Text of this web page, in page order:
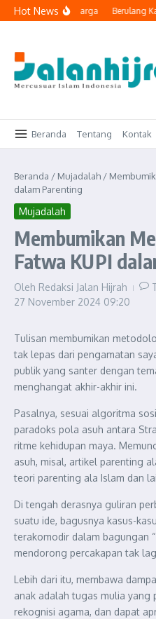
Lewati ke konten
Hot News
ke Ruang Keluarga Berulang
Beranda Tentang Kontak
Beranda / Mujadalah /
dalam Parenting
Mujadalah
Membumikan
Fatwa KUPI
Oleh Redaksi Jalan Hijrah
27 November 2024 09:20
Tulisan membumikan
tak lepas dari pengamatan
publik yang santer dengan
menghangat akhir-akhir ini.
Pasalnya, sesuai algoritma
paradoks pola asuh antara
ritme kehidupan maya.
asuh, misal, artikel parenting
teori parenting ala Islam dan
Di tengah derasnya guliran
suatu ide, bagusnya kasus-
terakomodir dalam bagungan
mendorong percakapan tak
Lebih dari itu, membawa
anak adalah tugas mulia yang
rekognisi agama, dan dapat